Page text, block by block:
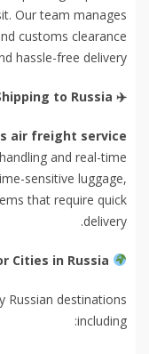
Our team manages
customs clearance
hassle-free delivery.
✈
air freight service
and real-time
sensitive luggage,
that require quick
delivery.
Russian destinations
including: